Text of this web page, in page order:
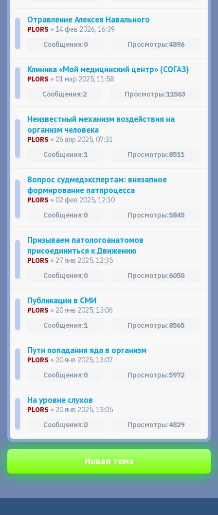
Отравление Алексея Навального
PLORS » 14 фев 2026, 16:39
0
4896
Клиника «Мой медицинский центр» (СОГАЗ)
PLORS » 01 мар 2025, 11:58
2
11563
Неизвестный механизм воздействия на
организм человека
PLORS » 26 апр 2025, 07:31
1
8511
Вопрос судмедэкспертам: внезапное
формирование патпроцесса
PLORS » 02 фев 2025, 12:10
0
5845
Призываем патологоанатомов
присоединиться к Движению
PLORS » 27 янв 2025, 12:35
0
6050
Публикации в СМИ
PLORS » 20 янв 2025, 13:06
1
8565
Пути попадания яда в организм
PLORS » 20 янв 2025, 13:07
0
5972
На уровне слухов
PLORS » 20 янв 2025, 13:05
0
4829
Новая тема